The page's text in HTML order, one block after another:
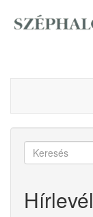
Keresés
Hírlevél